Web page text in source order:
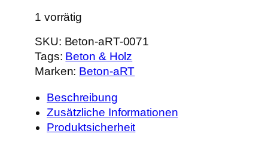
1 vorrätig
SKU: Beton-aRT-0071
Tags: Beton & Holz
Marken: Beton-aRT
Beschreibung
Zusätzliche Informationen
Produktsicherheit